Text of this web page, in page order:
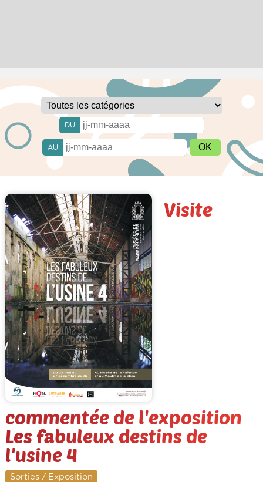
DU
AU
Visite
commentée de l'exposition
Les fabuleux destins de
l'usine 4
Sorties / Exposition